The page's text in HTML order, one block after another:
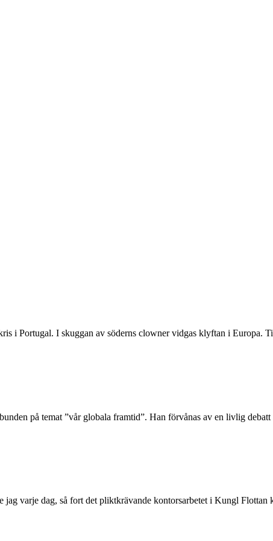
Portugal. I skuggan av söderns clowner vidgas klyftan i Europa.
på temat ”vår globala framtid”. Han förvånas av en livlig
varje dag, så fort det pliktkrävande kontorsarbetet i Kungl